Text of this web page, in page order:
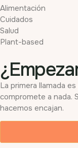
Alimentación
Cuidados
Salud
Plant-based
La primera llamada
compromete a nada.
hacemos encajan.